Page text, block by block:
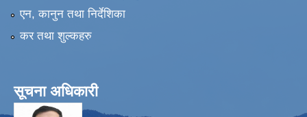
एन, कानुन तथा निर्देशिका
कर तथा शुल्कहरु
सूचना अधिकारी